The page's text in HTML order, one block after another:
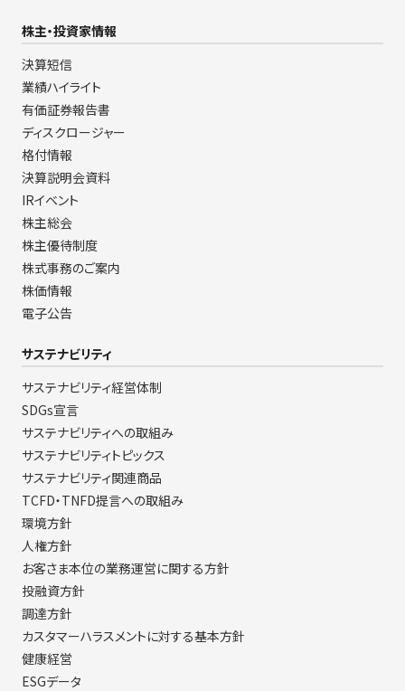
株主・投資家情報
決算短信
業績ハイライト
有価証券報告書
ディスクロージャー
格付情報
決算説明会資料
IRイベント
株主総会
株主優待制度
株式事務のご案内
株価情報
電子公告
サステナビリティ
サステナビリティ経営体制
SDGs宣言
サステナビリティへの取組み
サステナビリティトピックス
サステナビリティ関連商品
TCFD・TNFD提言への取組み
環境方針
人権方針
お客さま本位の業務運営に関する方針
投融資方針
調達方針
カスタマーハラスメントに対する基本方針
健康経営
ESGデータ